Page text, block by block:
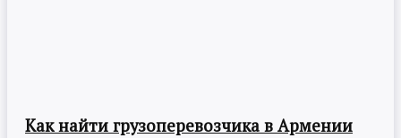
Как найти грузоперевозчика в Армении